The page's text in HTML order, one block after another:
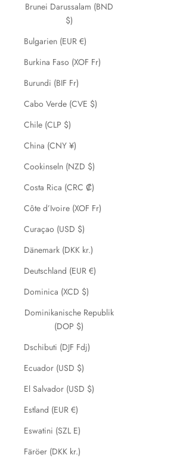
Brunei Darussalam (BND
$)
Bulgarien (EUR €)
Burkina Faso (XOF Fr)
Burundi (BIF Fr)
Cabo Verde (CVE $)
Chile (CLP $)
China (CNY ¥)
Cookinseln (NZD $)
Costa Rica (CRC ₡)
Côte d’Ivoire (XOF Fr)
Curaçao (USD $)
Dänemark (DKK kr.)
Deutschland (EUR €)
Dominica (XCD $)
Dominikanische Republik
(DOP $)
Dschibuti (DJF Fdj)
Ecuador (USD $)
El Salvador (USD $)
Estland (EUR €)
Eswatini (SZL E)
Färöer (DKK kr.)